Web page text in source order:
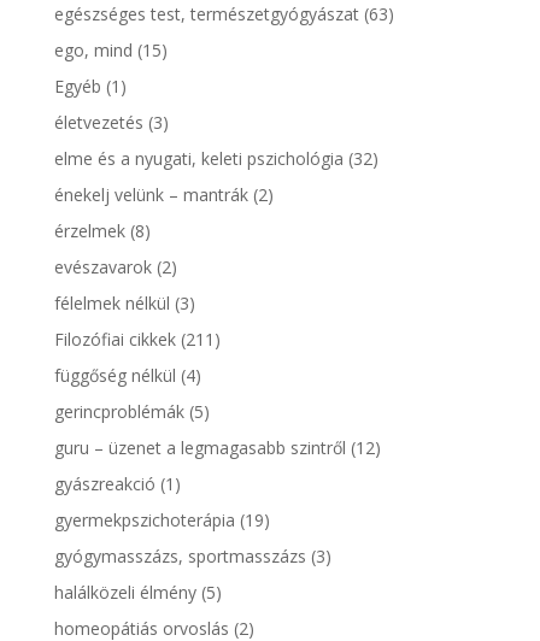
egészséges test, természetgyógyászat(63)
ego, mind (15)
Egyéb (1)
életvezetés (3)
elme és a nyugati, keleti pszichológia (32)
énekelj velünk – mantrák(2)
érzelmek(8)
evészavarok(2)
félelmek nélkül (3)
Filozófiai cikkek(211)
függőség nélkül (4)
gerincproblémák(5)
guru – üzenet a legmagasabb szintről (12)
gyászreakció (1)
gyermekpszichoterápia (19)
gyógymasszázs, sportmasszázs (3)
halálközeli élmény(5)
homeopátiás orvoslás (2)